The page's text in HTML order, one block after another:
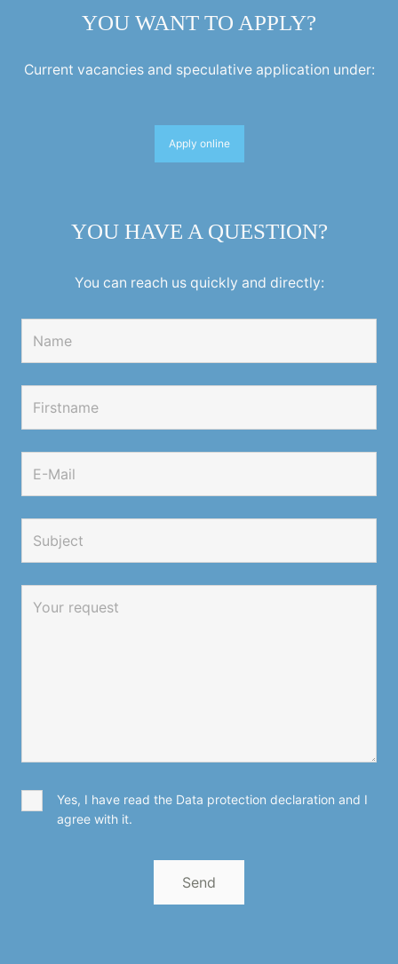
YOU WANT TO APPLY?
Current vacancies and speculative application under:
Apply online
YOU HAVE A QUESTION?
You can reach us quickly and directly:
Yes, I have read the Data protection declaration and I
agree with it.